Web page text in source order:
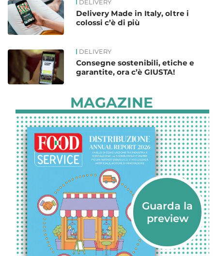
DELIVERY
Delivery Made in Italy, oltre i
colossi c’è di più
DELIVERY
Consegne sostenibili, etiche e
garantite, ora c’è GIUSTA!
MAGAZINE